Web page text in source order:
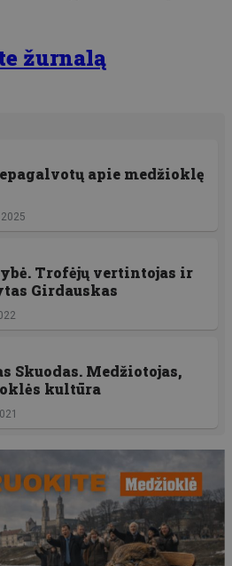
žurnalą
apie medžioklę
Trofėjų vertintojas ir
Girdauskas
Skuodas. Medžiotojas,
kultūra